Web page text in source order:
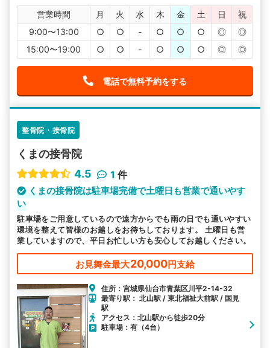
営業時間 月 火 水 木 金 土 日
祝
9:00〜13:00
○ ○ - ○ ○ ○ ◎
◎
15:00〜19:00
○ ○ - ○ ○ ○ ◎ ◎
電話で無料予約をする
整骨院・接骨院
くまの接骨院
4.5
1 件
くまの接骨院は駐車場完備で土曜日も営業で通いやす
い
駐車場をご用意しているので遠方からでも雨の日でも通いやすい
環境を整えて皆様のお越しをお待ちしております。 土曜日も営
業していますので、平日お忙しい方も安心してお越しください。
お見舞金最大20,000円支給
住所：宮城県仙台市青葉区川平2-14-32
最寄り駅： 北山駅 / 東北福祉大前駅 / 国見
駅
アクセス：北山駅から徒歩20分
駐車場：有（4台）